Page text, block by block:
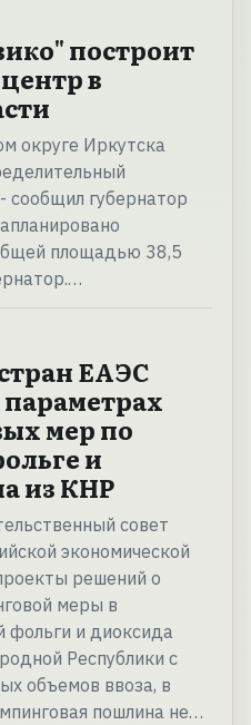
построит
в
округе Иркутска
сообщил губернатор
площадью 38,5
ЕАЭС
мер по
и
из КНР
совет
экономической
решений о
меры в
фольги и диоксида
Республики с
объемов ввоза, в
пошлина не…